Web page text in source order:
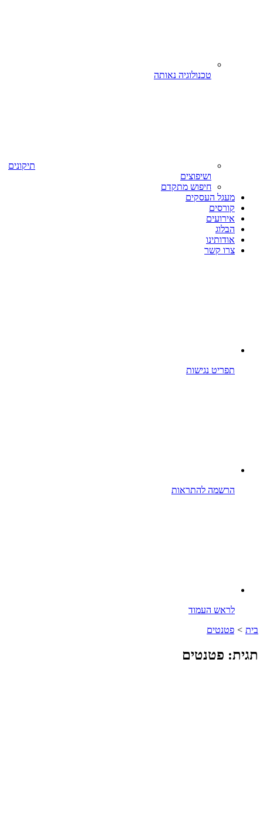
טכנולוגיה נאותה
תיקונים
ושיפוצים
חיפוש מתקדם
מעגל העסקים
קורסים
אירועים
הבלוג
אודותינו
צרו קשר
תפריט נגישות
הרשמה להתראות
לראש העמוד
בית > פטנטים
תגית: פטנטים